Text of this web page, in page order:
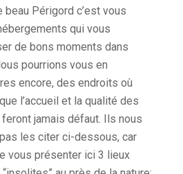
beau Périgord c’est vous
qui vous
de bons moments dans
pourrions vous en
encore, des endroits où
l’accueil et la qualité des
jamais défaut. Ils nous
les citer ci-dessous, car
vous présenter ici 3 lieux